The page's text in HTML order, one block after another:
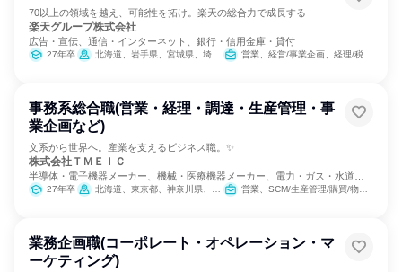
70以上の領域を越え、可能性を拓け。楽天の総合力で成長する
楽天グループ株式会社
広告・宣伝、通信・インターネット、銀行・信用金庫・貸付
27年卒 北海道、岩手県、宮城県、埼玉県、東京都、神奈川県、新潟県、石川県、長野県、静岡県、愛知県、京都府、大阪府、兵庫県、広島県、愛媛県、福岡県、鹿児島県、沖縄県 営業、経営/事業企画、経理/税務/財務、人事、総務、法務/知財、IT、広報/IR、商品企画、マーケティング・広告・宣伝
事務系総合職(営業・経理・調達・生産管理・事
業企画など)
文系から世界へ。産業を支えるビジネス職。✨
株式会社ＴＭＥＩＣ
半導体・電子機器メーカー、機械・医療機器メーカー、電力・ガス・水道・
エネルギー
27年卒 北海道、東京都、神奈川県、愛知県、兵庫県、長崎県 営業、SCM/生産管理/購買/物流、経理/税務/財務、人事、総務、法務/知財、広報/IR、経営/事業企画
業務企画職(コーポレート・オペレーション・マ
ーケティング)